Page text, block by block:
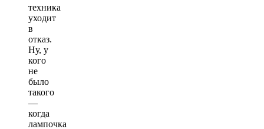
техника
уходит
в
отказ.
Ну, у
кого
не
было
такого
—
когда
лампочка